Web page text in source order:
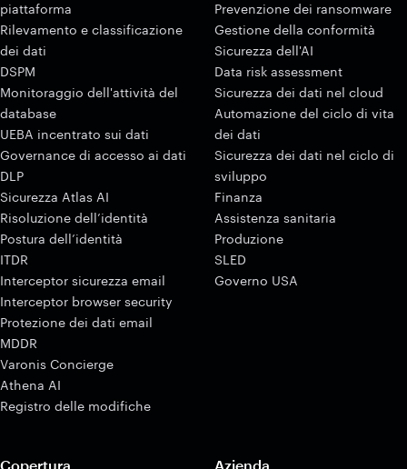
piattaforma
Rilevamento e classificazione
dei dati
DSPM
Monitoraggio dell'attività del
database
UEBA incentrato sui dati
Governance di accesso ai dati
DLP
Sicurezza Atlas AI
Risoluzione dell’identità
Postura dell’identità
ITDR
Interceptor sicurezza email
Interceptor browser security
Protezione dei dati email
MDDR
Varonis Concierge
Athena AI
Registro delle modifiche
Prevenzione dei ransomware
Gestione della conformità
Sicurezza dell'AI
Data risk assessment
Sicurezza dei dati nel cloud
Automazione del ciclo di vita
dei dati
Sicurezza dei dati nel ciclo di
sviluppo
Finanza
Assistenza sanitaria
Produzione
SLED
Governo USA
Copertura Azienda